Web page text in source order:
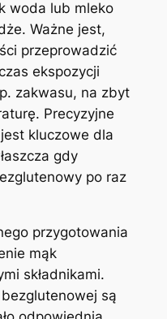
woda lub mleko
Ważne jest,
przeprowadzić
ekspozycji
zakwasu, na zbyt
Precyzyjne
kluczowe dla
gdy
po raz
przygotowania
mąk
składnikami.
są